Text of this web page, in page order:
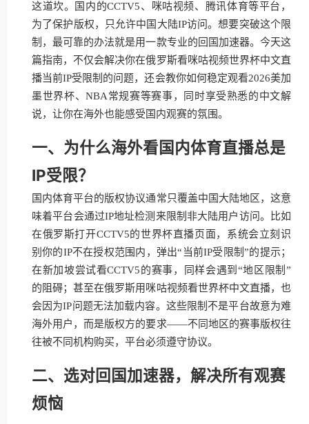
这道坎。国内的CCTV5、咪咕视频、腾讯体育等平台，
为了保护版权，只允许中国大陆IP访问。想要突破这个限
制，最可靠的办法就是用一款专业的回国加速器。今天这
篇指南，不仅会解决你在俄罗斯看咪咕视频世界杯中文直
播当前IP受限制的问题，还会教你如何稳定观看2026美加
墨世界杯、NBA常规赛等赛事，同时享受熟悉的中文解
说，让你在海外也能感受国内观赛的氛围。
一、为什么海外看国内体育直播总是
IP受限？
国内体育平台的版权协议通常只覆盖中国大陆地区，这意
味着平台会通过IP地址检测来限制非大陆用户访问。比如
在俄罗斯打开CCTV5的世界杯直播页面，系统会立刻识
别你的IP不在授权范围内，弹出“当前IP受限制”的提示；
在新加坡尝试看CCTV5的赛事，同样会遇到“地区限制”
的阻碍；甚至在俄罗斯用咪咕视频看世界杯中文直播，也
会因为IP问题无法加载内容。这些限制不是平台故意为难
海外用户，而是版权方的要求——不同地区的赛事版权往
往被不同机构购买，平台必须遵守协议。
二、选对回国加速器，解决所有观赛
烦恼